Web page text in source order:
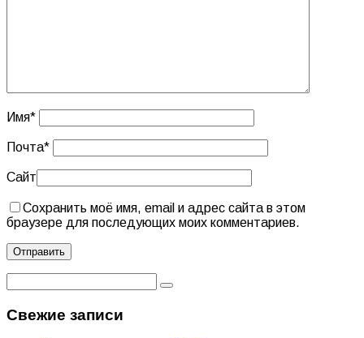
Имя*
Почта*
Сайт
Сохранить моё имя, email и адрес сайта в этом
браузере для последующих моих комментариев.
Свежие записи